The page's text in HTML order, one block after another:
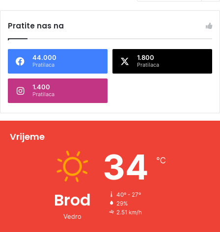
Pratite nas na
44.000
Pratilaca
1.800
Pratilaca
1.400
Pratilaca
Vrijeme
Brod
Vedro
34 ℃
40º - 27º
29%
2.51 km/h